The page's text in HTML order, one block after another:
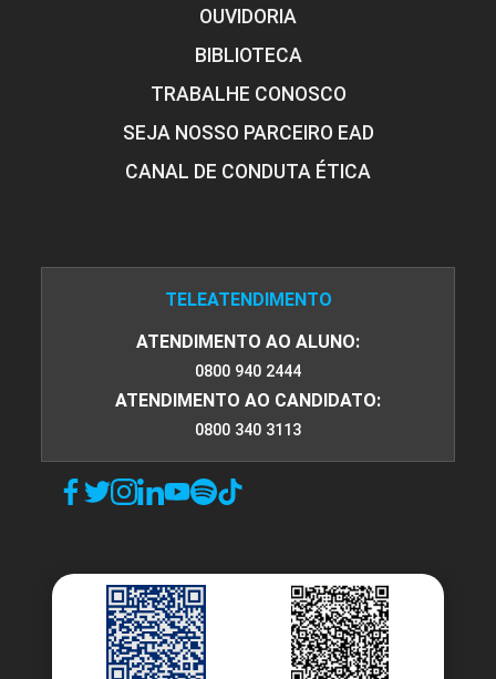
OUVIDORIA
BIBLIOTECA
TRABALHE CONOSCO
SEJA NOSSO PARCEIRO EAD
CANAL DE CONDUTA ÉTICA
TELEATENDIMENTO
ATENDIMENTO AO ALUNO:
0800 940 2444
ATENDIMENTO AO CANDIDATO:
0800 340 3113